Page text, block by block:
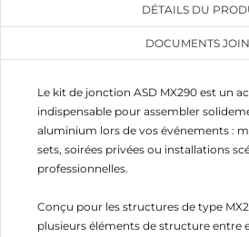
DÉTAILS DU
DOCUMENTS
Le kit de jonction ASD MX290 est un
indispensable pour assembler
aluminium lors de vos événements :
sets, soirées privées ou installations
professionnelles.
Conçu pour les structures de type
plusieurs éléments de structure entre